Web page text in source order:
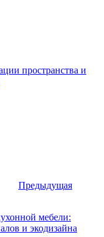
пространства и
Предыдущая
мебели:
и экодизайна